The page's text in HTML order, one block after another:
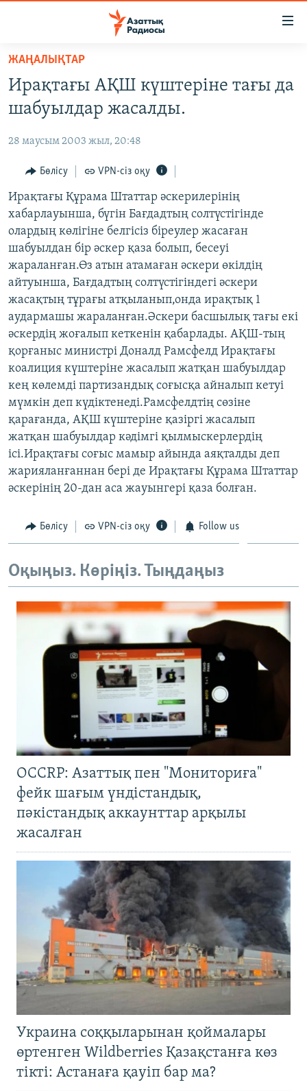
Skip
main
content
to
Navigation
Skip
to
Search
САЯСАТ
AZATTYQTV
ҚАҢТАР ОҚИҒАСЫ
АДАМ ҚҰҚЫҚТАРЫ
ӘЛЕУМЕТ
ӘЛЕМ
АРНАЙЫ ЖОБАЛАР
Русский
ЖАЗЫЛЫҢЫЗ
Басқа тілдерде
ЖАҢАЛЫҚТАР
Ирақтағы АҚШ күштеріне тағы да
шабуылдар жасалды.
28 маусым 2003 жыл, 20:48
Бөлісу VPN-сіз оқу
Ирақтағы Құрама Штаттар әскерилерінің
хабарлауынша, бүгін Бағдадтың солтүстігінде
олардың көлігіне белгісіз біреулер жасаған
шабуылдан бір әскер қаза болып, бесеуі
жараланған.Өз атын атамаған әскери өкілдің
айтуынша, Бағдадтың солтүстігіндегі әскери
жасақтың тұрағы атқыланып,онда ирақтық 1
аудармашы жараланған.Әскери басшылық тағы екі
әскердің жоғалып кеткенін қабарлады. АҚШ-тың
қорғаныс министрі Доналд Рамсфелд Ирақтағы
коалиция күштеріне жасалып жатқан шабуылдар
кең көлемді партизандық соғысқа айналып кетуі
мүмкін деп күдіктенеді.Рамсфелдтің сөзіне
қарағанда, АҚШ күштеріне қазіргі жасалып
жатқан шабуылдар кәдімгі қылмыскерлердің
ісі.Ирақтағы соғыс мамыр айында аяқталды деп
жарияланғаннан бері де Ирақтағы Құрама Штаттар
әскерінің 20-дан аса жауынгері қаза болған.
Бөлісу VPN-сіз оқу Follow us
Оқыңыз. Көріңіз. Тыңдаңыз
OCCRP: Азаттық пен "Мониториға"
фейк шағым үндістандық,
пәкістандық аккаунттар арқылы
жасалған
Украина соққыларынан қоймалары
өртенген Wildberries Қазақстанға көз
тікті: Астанаға қауіп бар ма?